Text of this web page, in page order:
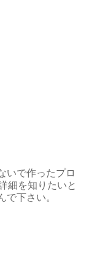
いで作ったプロ
細を知りたいと
で下さい。